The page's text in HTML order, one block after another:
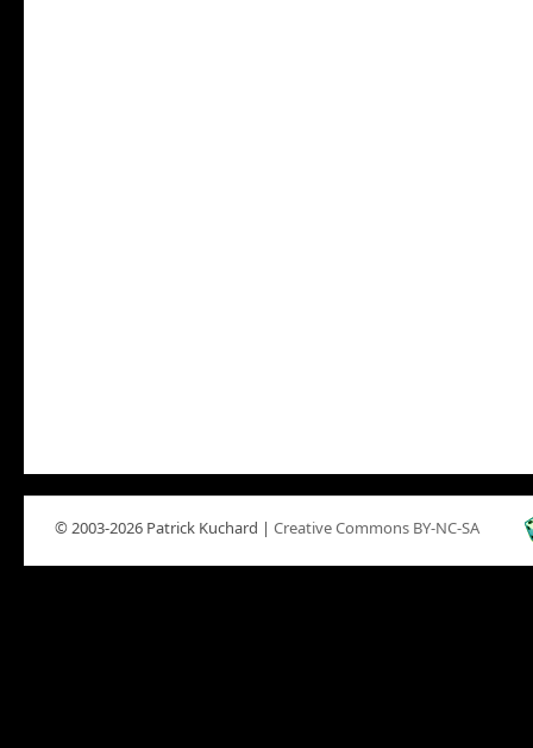
© 2003-2026 Patrick Kuchard | Creative Commons BY-NC-SA